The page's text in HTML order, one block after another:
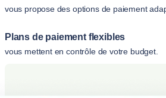
vous propose des options de paiement
Plans de paiement flexibles
vous mettent en contrôle de votre budget.